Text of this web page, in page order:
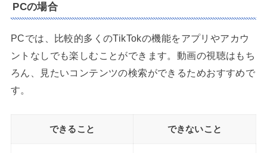
PCの場合
PCでは、比較的多くのTikTokの機能をアプリやアカウ
ントなしでも楽しむことができます。動画の視聴はもち
ろん、見たいコンテンツの検索ができるためおすすめで
す。
できること できないこと